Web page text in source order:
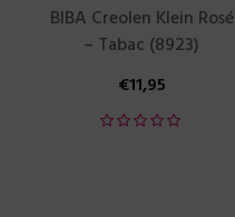
BIBA Creolen Klein Rosé
– Tabac (8923)
€11,95